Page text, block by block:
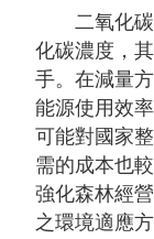
二氧化碳
化碳濃度，
手。在減量
能源使用效
可能對國家
需的成本也
強化森林經
之環境適應